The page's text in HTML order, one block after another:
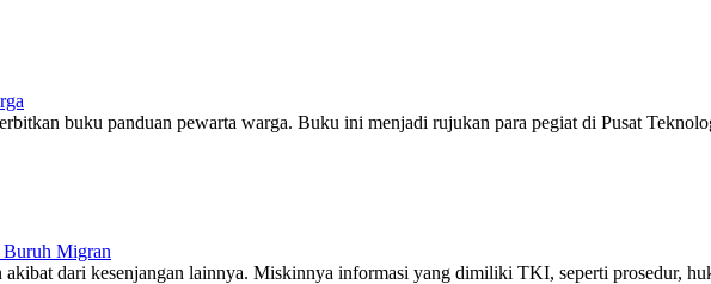
buku panduan pewarta warga. Buku ini menjadi rujukan para pegiat di Pusat
Buruh Migran
akibat dari kesenjangan lainnya. Miskinnya informasi yang dimiliki TKI, seperti prosedur,